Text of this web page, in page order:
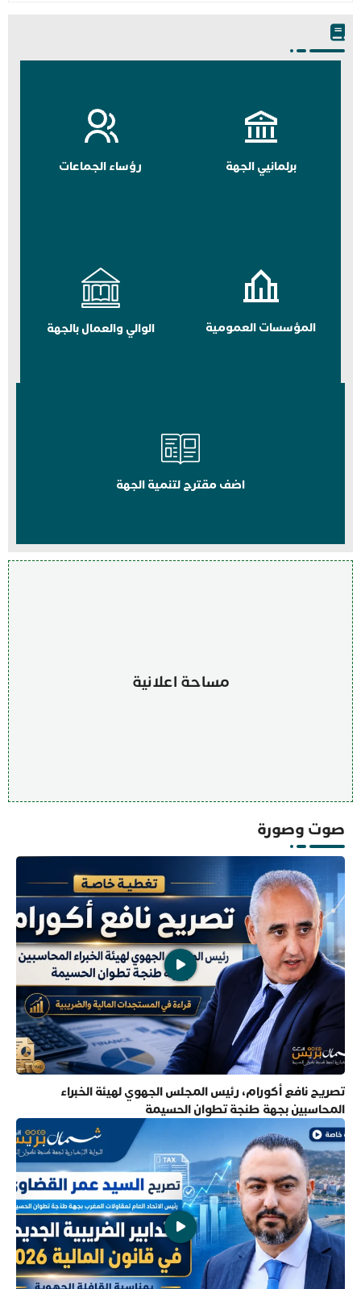
برلمانيي الجهة رؤساء الجماعات
المؤسسات العمومية الوالي والعمال بالجهة
اضف مقترح لتنمية الجهة
مساحة اعلانية
صوت وصورة
تصريح نافع أكورام، رئيس المجلس الجهوي لهيئة الخبراء
المحاسبين بجهة طنجة تطوان الحسيمة